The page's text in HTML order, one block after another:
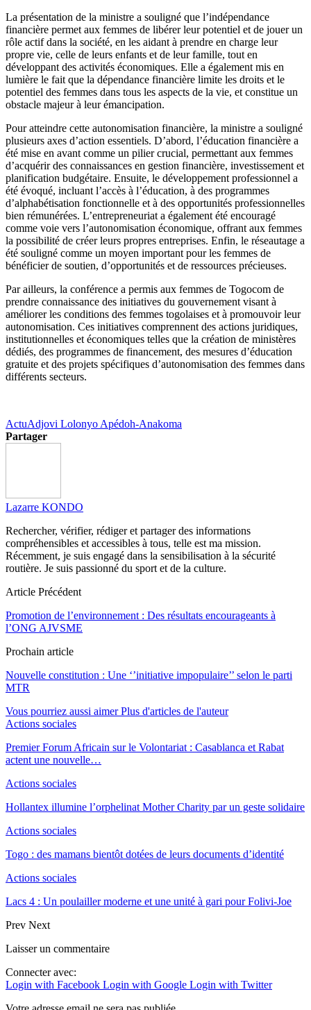
La présentation de la ministre a souligné que l’indépendance
financière permet aux femmes de libérer leur potentiel et de jouer un
rôle actif dans la société, en les aidant à prendre en charge leur
propre vie, celle de leurs enfants et de leur famille, tout en
développant des activités économiques. Elle a également mis en
lumière le fait que la dépendance financière limite les droits et le
potentiel des femmes dans tous les aspects de la vie, et constitue un
obstacle majeur à leur émancipation.
Pour atteindre cette autonomisation financière, la ministre a souligné
plusieurs axes d’action essentiels. D’abord, l’éducation financière a
été mise en avant comme un pilier crucial, permettant aux femmes
d’acquérir des connaissances en gestion financière, investissement et
planification budgétaire. Ensuite, le développement professionnel a
été évoqué, incluant l’accès à l’éducation, à des programmes
d’alphabétisation fonctionnelle et à des opportunités professionnelles
bien rémunérées. L’entrepreneuriat a également été encouragé
comme voie vers l’autonomisation économique, offrant aux femmes
la possibilité de créer leurs propres entreprises. Enfin, le réseautage a
été souligné comme un moyen important pour les femmes de
bénéficier de soutien, d’opportunités et de ressources précieuses.
Par ailleurs, la conférence a permis aux femmes de Togocom de
prendre connaissance des initiatives du gouvernement visant à
améliorer les conditions des femmes togolaises et à promouvoir leur
autonomisation. Ces initiatives comprennent des actions juridiques,
institutionnelles et économiques telles que la création de ministères
dédiés, des programmes de financement, des mesures d’éducation
gratuite et des projets spécifiques d’autonomisation des femmes dans
différents secteurs.
ActuAdjovi Lolonyo Apédoh-Anakoma
Partager
Lazarre KONDO
Rechercher, vérifier, rédiger et partager des informations
compréhensibles et accessibles à tous, telle est ma mission.
Récemment, je suis engagé dans la sensibilisation à la sécurité
routière. Je suis passionné du sport et de la culture.
Article Précédent
Promotion de l’environnement : Des résultats encourageants à
l’ONG AJVSME
Prochain article
Nouvelle constitution : Une ‘’initiative impopulaire’’ selon le parti
MTR
Vous pourriez aussi aimer Plus d'articles de l'auteur
Actions sociales
Premier Forum Africain sur le Volontariat : Casablanca et Rabat
actent une nouvelle…
Actions sociales
Hollantex illumine l’orphelinat Mother Charity par un geste solidaire
Actions sociales
Togo : des mamans bientôt dotées de leurs documents d’identité
Actions sociales
Lacs 4 : Un poulailler moderne et une unité à gari pour Folivi-Joe
Prev Next
Laisser un commentaire
Connecter avec:
Login with Facebook Login with Google Login with Twitter